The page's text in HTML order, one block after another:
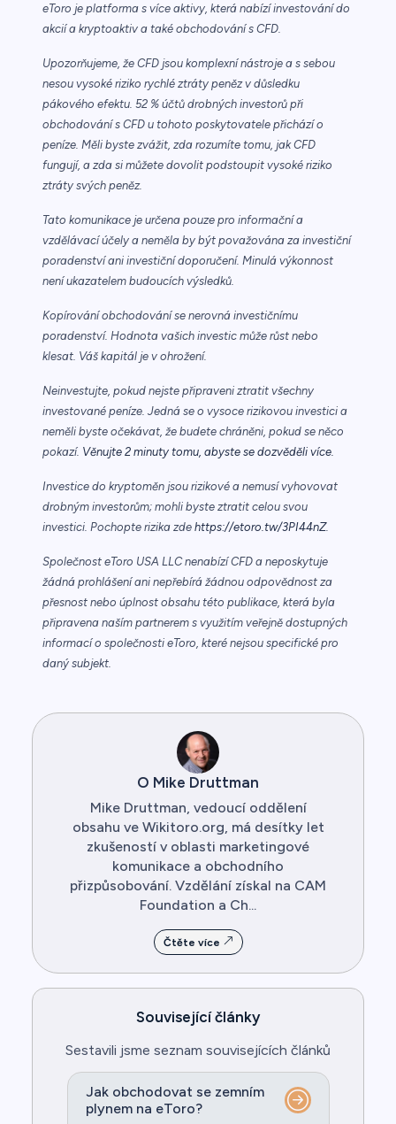
eToro je platforma s více aktivy, která nabízí investování do
akcií a kryptoaktiv a také obchodování s CFD.
Upozorňujeme, že CFD jsou komplexní nástroje a s sebou
nesou vysoké riziko rychlé ztráty peněz v důsledku
pákového efektu. 52 % účtů drobných investorů při
obchodování s CFD u tohoto poskytovatele přichází o
peníze. Měli byste zvážit, zda rozumíte tomu, jak CFD
fungují, a zda si můžete dovolit podstoupit vysoké riziko
ztráty svých peněz.
Tato komunikace je určena pouze pro informační a
vzdělávací účely a neměla by být považována za investiční
poradenství ani investiční doporučení. Minulá výkonnost
není ukazatelem budoucích výsledků.
Kopírování obchodování se nerovná investičnímu
poradenství. Hodnota vašich investic může růst nebo
klesat. Váš kapitál je v ohrožení.
Neinvestujte, pokud nejste připraveni ztratit všechny
investované peníze. Jedná se o vysoce rizikovou investici a
neměli byste očekávat, že budete chráněni, pokud se něco
pokazí. Věnujte 2 minuty tomu, abyste se dozvěděli více.
Investice do kryptoměn jsou rizikové a nemusí vyhovovat
drobným investorům; mohli byste ztratit celou svou
investici. Pochopte rizika zde https://etoro.tw/3PI44nZ.
Společnost eToro USA LLC nenabízí CFD a neposkytuje
žádná prohlášení ani nepřebírá žádnou odpovědnost za
přesnost nebo úplnost obsahu této publikace, která byla
připravena naším partnerem s využitím veřejně dostupných
informací o společnosti eToro, které nejsou specifické pro
daný subjekt.
O Mike Druttman
Mike Druttman, vedoucí oddělení
obsahu ve Wikitoro.org, má desítky let
zkušeností v oblasti marketingové
komunikace a obchodního
přizpůsobování. Vzdělání získal na CAM
Foundation a Ch...
Čtěte více
Související články
Sestavili jsme seznam souvisejících článků
Jak obchodovat se zemním
plynem na eToro?